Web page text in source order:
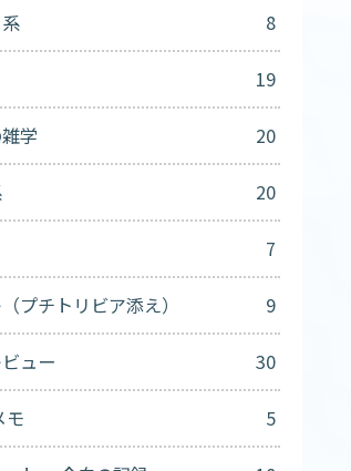
8
19
学 20
20
7
プチトリビア添え） 9
ュー 30
モ 5